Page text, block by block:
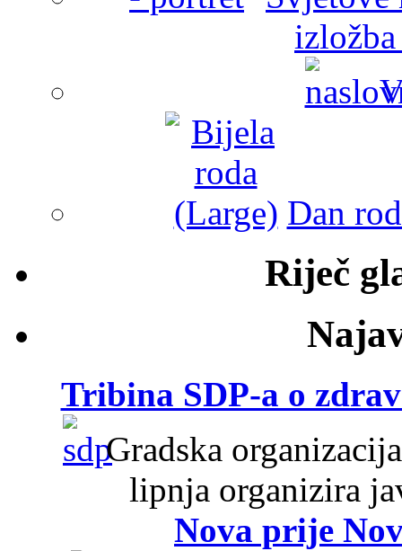
Dan
Riječ
Tribina SDP-a o
Gradska
lipnja organizira
Nova prije